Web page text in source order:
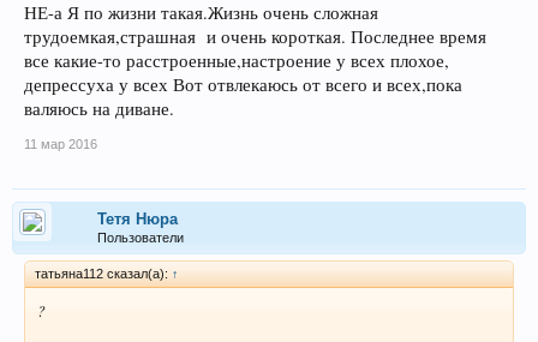
НЕ-а Я по жизни такая.Жизнь очень сложная
трудоемкая,страшная и очень короткая. Последнее время
все какие-то расстроенные,настроение у всех плохое,
депрессуха у всех Вот отвлекаюсь от всего и всех,пока
валяюсь на диване.
11 мар 2016
Тетя Нюра
Пользователи
татьяна112 сказал(а): ↑
?